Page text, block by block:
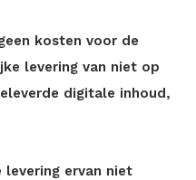
kosten voor de
levering van niet op
digitale inhoud,
levering ervan niet